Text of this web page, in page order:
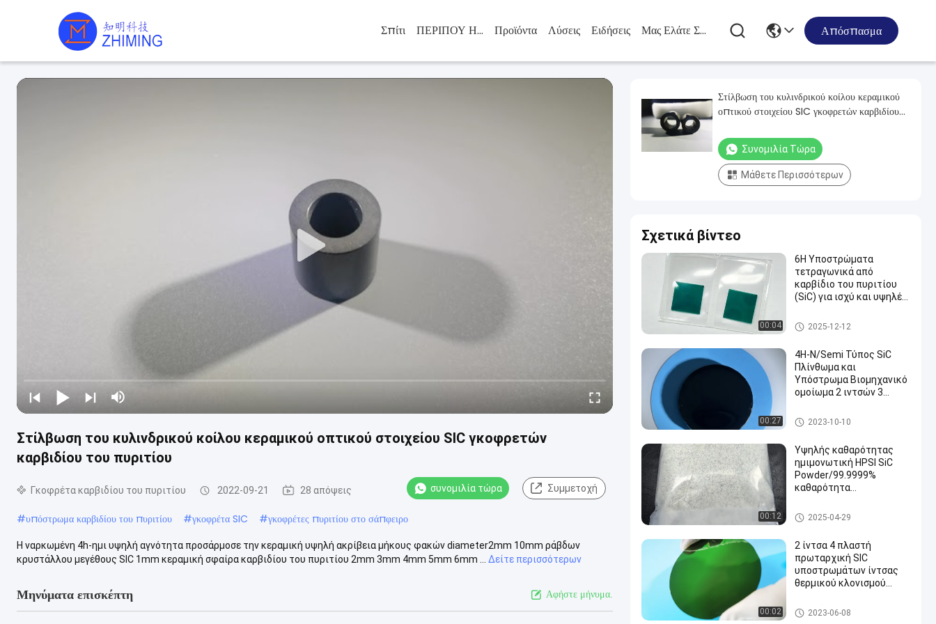
Σπίτι ΠΕΡΙΠΟΥ ΗΠΑ Προϊόντα Λύσεις Ειδήσεις Μας Ελάτε Σε Επαφή Με Απόσπασμα
Στίλβωση του κυλινδρικού κοίλου κεραμικού οπτικού στοιχείου SIC γκοφρετών
καρβιδίου του πυριτίου
Γκοφρέτα καρβιδίου του πυριτίου 2022-09-21 28 απόψεις συνομιλία τώρα Συμμετοχή
#υπόστρωμα καρβιδίου του πυριτίου #γκοφρέτα SIC #γκοφρέτες πυριτίου στο σάπφειρο
Η ναρκωμένη 4h-ημι υψηλή αγνότητα προσάρμοσε την κεραμική υψηλή ακρίβεια μήκους φακών diameter2mm 10mm ράβδων
κρυστάλλου μεγέθους SIC 1mm κεραμική σφαίρα καρβιδίου του πυριτίου 2mm 3mm 4mm 5mm 6mm ...
Δείτε περισσότερων
Μηνύματα επισκέπτη Αφήστε μήνυμα.
Στίλβωση του κυλινδρικού κοίλου κεραμικού
οπτικού στοιχείου SIC γκοφρετών καρβιδίου
Συνομιλία Τώρα
Μάθετε Περισσότερων
Σχετικά βίντεο
00:04
6H Υποστρώματα
τετραγωνικά από
καρβίδιο του πυριτίου
(SiC) για ισχύ και υψηλές
Γκοφρέτα καρβιδίου του πυρ
ιτίου
2025-12-12
00:27
4H-N/Semi Τύπος SiC
Πλίνθωμα και
Υπόστρωμα Βιομηχανικό
ομοίωμα 2 ιντσών 3
Γκοφρέτα καρβιδίου του πυρ
ιτίου
2023-10-10
00:12
Υψηλής καθαρότητας
ημιμονωτική HPSI SiC
Powder/99.9999%
καθαρότητα
Γκοφρέτα καρβιδίου του πυρ
ιτίου
2025-04-29
00:02
2 ίντσα 4 πλαστή
πρωταρχική SIC
υποστρωμάτων ίντσας
θερμικού κλονισμού
καρβιδίου του πυριτίου
αντίστασης κεραμική
Γκοφρέτα καρβιδίου του πυρ
ιτίου
2023-06-08